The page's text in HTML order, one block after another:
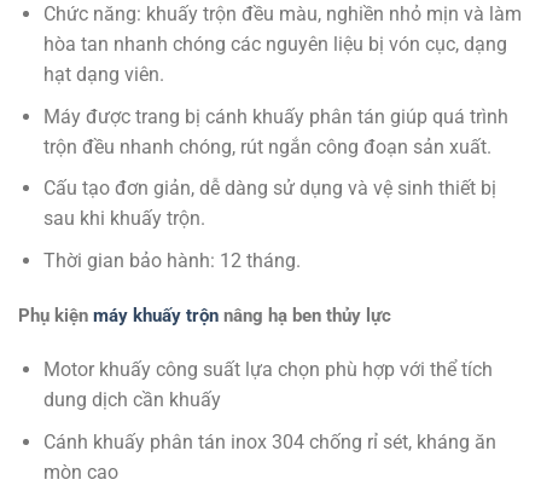
Chức năng: khuấy trộn đều màu, nghiền nhỏ mịn và làm
hòa tan nhanh chóng các nguyên liệu bị vón cục, dạng
hạt dạng viên.
Máy được trang bị cánh khuấy phân tán giúp quá trình
trộn đều nhanh chóng, rút ngắn công đoạn sản xuất.
Cấu tạo đơn giản, dễ dàng sử dụng và vệ sinh thiết bị
sau khi khuấy trộn.
Thời gian bảo hành: 12 tháng.
Phụ kiện máy khuấy trộn nâng hạ ben thủy lực
Motor khuấy công suất lựa chọn phù hợp với thể tích
dung dịch cần khuấy
Cánh khuấy phân tán inox 304 chống rỉ sét, kháng ăn
mòn cao